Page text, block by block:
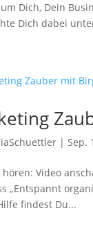
Dich, Dein
Dich dabei
|Sep.
hören: Video
„Entspannt
findest Du...